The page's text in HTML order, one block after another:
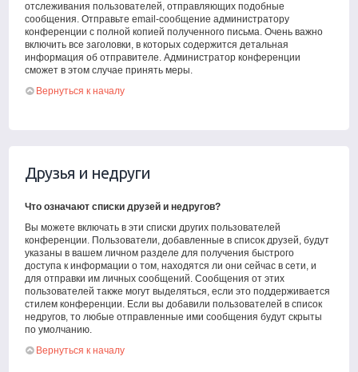
отслеживания пользователей, отправляющих подобные
сообщения. Отправьте email-сообщение администратору
конференции с полной копией полученного письма. Очень важно
включить все заголовки, в которых содержится детальная
информация об отправителе. Администратор конференции
сможет в этом случае принять меры.
Вернуться к началу
Друзья и недруги
Что означают списки друзей и недругов?
Вы можете включать в эти списки других пользователей
конференции. Пользователи, добавленные в список друзей, будут
указаны в вашем личном разделе для получения быстрого
доступа к информации о том, находятся ли они сейчас в сети, и
для отправки им личных сообщений. Сообщения от этих
пользователей также могут выделяться, если это поддерживается
стилем конференции. Если вы добавили пользователей в список
недругов, то любые отправленные ими сообщения будут скрыты
по умолчанию.
Вернуться к началу